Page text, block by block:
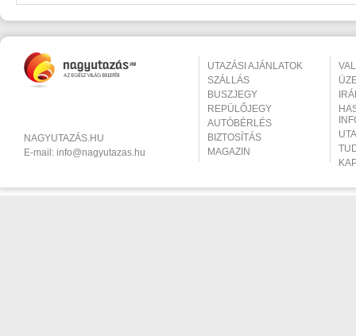
NAGYUTAZÁS.HU
E-mail: info@nagyutazas.hu
UTAZÁSI AJÁNLATOK
SZÁLLÁS
BUSZJEGY
REPÜLŐJEGY
AUTÓBÉRLÉS
BIZTOSÍTÁS
MAGAZIN